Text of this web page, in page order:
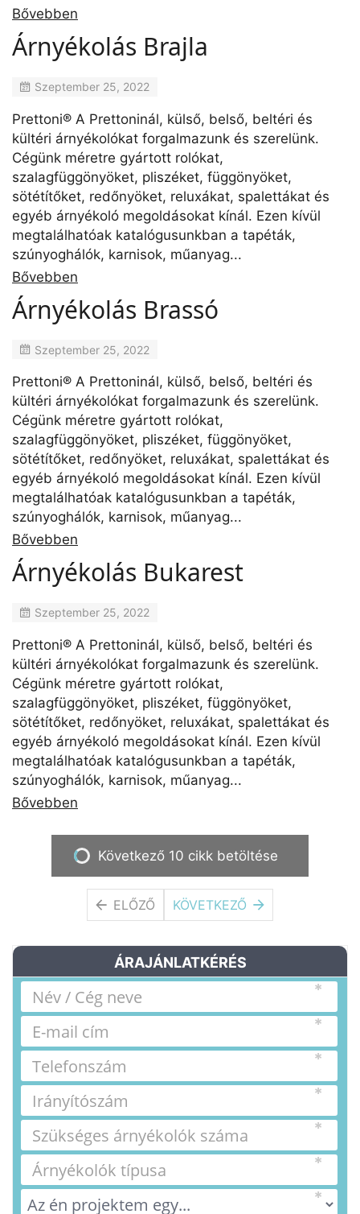
Bővebben
Árnyékolás Brajla
Szeptember 25, 2022
Prettoni® A Prettoninál, külső, belső, beltéri és
kültéri árnyékolókat forgalmazunk és szerelünk.
Cégünk méretre gyártott rolókat,
szalagfüggönyöket, pliszéket, függönyöket,
sötétítőket, redőnyöket, reluxákat, spalettákat és
egyéb árnyékoló megoldásokat kínál. Ezen kívül
megtalálhatóak katalógusunkban a tapéták,
szúnyoghálók, karnisok, műanyag...
Bővebben
Árnyékolás Brassó
Szeptember 25, 2022
Prettoni® A Prettoninál, külső, belső, beltéri és
kültéri árnyékolókat forgalmazunk és szerelünk.
Cégünk méretre gyártott rolókat,
szalagfüggönyöket, pliszéket, függönyöket,
sötétítőket, redőnyöket, reluxákat, spalettákat és
egyéb árnyékoló megoldásokat kínál. Ezen kívül
megtalálhatóak katalógusunkban a tapéták,
szúnyoghálók, karnisok, műanyag...
Bővebben
Árnyékolás Bukarest
Szeptember 25, 2022
Prettoni® A Prettoninál, külső, belső, beltéri és
kültéri árnyékolókat forgalmazunk és szerelünk.
Cégünk méretre gyártott rolókat,
szalagfüggönyöket, pliszéket, függönyöket,
sötétítőket, redőnyöket, reluxákat, spalettákat és
egyéb árnyékoló megoldásokat kínál. Ezen kívül
megtalálhatóak katalógusunkban a tapéták,
szúnyoghálók, karnisok, műanyag...
Bővebben
Következő 10 cikk betöltése
ELŐZŐ KÖVETKEZŐ
ÁRAJÁNLATKÉRÉS